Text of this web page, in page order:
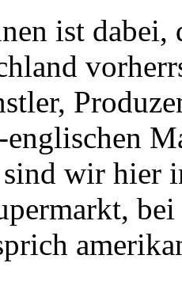
ist dabei,
englischen
wir hier